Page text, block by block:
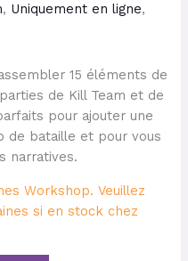
, Uniquement en ligne,
15 éléments de
de Kill Team et de
pour ajouter une
de bataille et pour vous
narratives.
Workshop. Veuillez
si en stock chez